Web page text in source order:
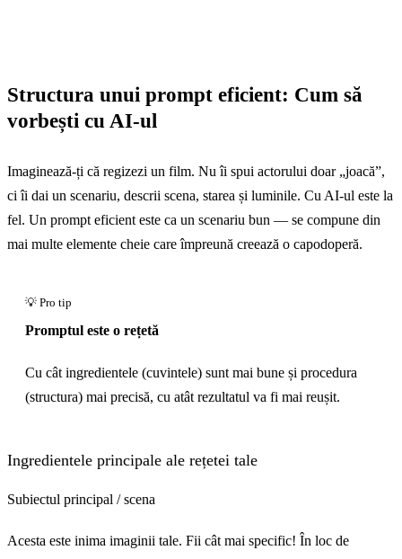
Structura unui prompt eficient: Cum să
vorbești cu AI-ul
Imaginează-ți că regizezi un film. Nu îi spui actorului doar „joacă”,
ci îi dai un scenariu, descrii scena, starea și luminile. Cu AI-ul este la
fel. Un prompt eficient este ca un scenariu bun — se compune din
mai multe elemente cheie care împreună creează o capodoperă.
Promptul este o rețetă
Cu cât ingredientele (cuvintele) sunt mai bune și procedura
(structura) mai precisă, cu atât rezultatul va fi mai reușit.
Ingredientele principale ale rețetei tale
Subiectul principal / scena
Acesta este inima imaginii tale. Fii cât mai specific! În loc de